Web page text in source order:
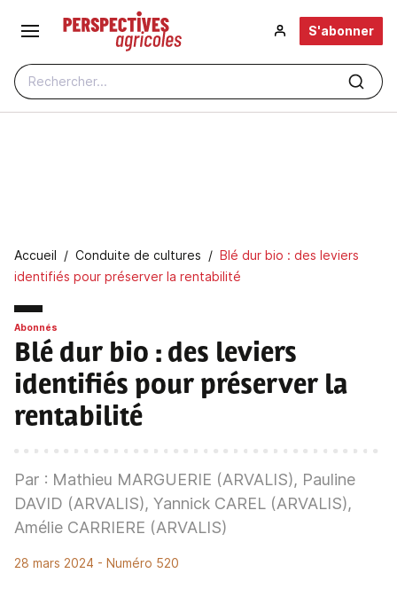
Aller au contenu principal
Rechercher...
S'abonner
Fil d'Ariane
Accueil Conduite de cultures
Blé dur bio : des leviers
identifiés pour préserver la rentabilité
Abonnés
Blé dur bio : des leviers
identifiés pour préserver la
rentabilité
Par : Mathieu MARGUERIE (ARVALIS), Pauline
DAVID (ARVALIS), Yannick CAREL (ARVALIS),
Amélie CARRIERE (ARVALIS)
28 mars 2024 - Numéro 520